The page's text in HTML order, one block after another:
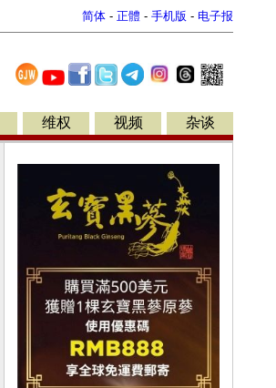
简体 - 正體 - 手机版 - 电子报
维权 视频 杂谈